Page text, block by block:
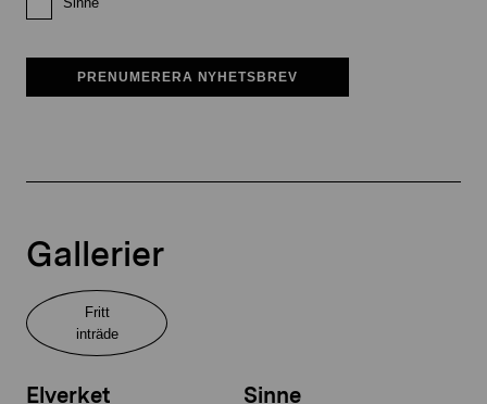
PRENUMERERA NYHETSBREV
Gallerier
Fritt
inträde
Elverket Sinne